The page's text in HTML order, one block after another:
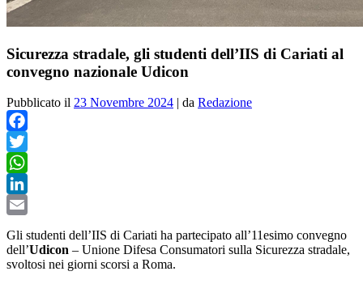
Sicurezza stradale, gli studenti dell’IIS di Cariati al
convegno nazionale Udicon
Pubblicato il 23 Novembre 2024 | da Redazione
Facebook
Twitter
WhatsApp
LinkedIn
Gli studenti dell’IIS di Cariati ha partecipato all’11esimo convegno
dell’Udicon – Unione Difesa Consumatori sulla Sicurezza stradale,
svoltosi nei giorni scorsi a Roma.